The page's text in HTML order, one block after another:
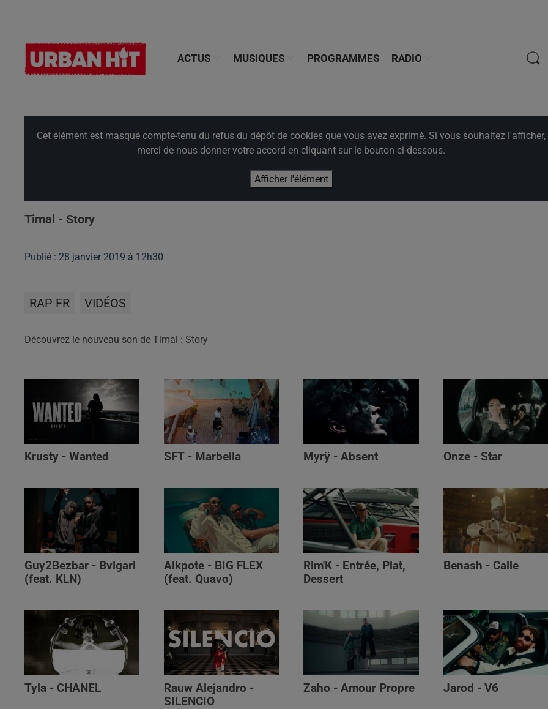
ACTUS MUSIQUES PROGRAMMES RADIO
Cet élément est masqué compte-tenu du refus du dépôt de cookies que vous avez exprimé. Si vous souhaitez l'afficher,
merci de nous donner votre accord en cliquant sur le bouton ci-dessous.
Afficher l'élément
Timal - Story
Publié : 28 janvier 2019 à 12h30
RAP FR VIDÉOS
Découvrez le nouveau son de Timal : Story
Krusty - Wanted SFT - Marbella Myrÿ - Absent Onze - Star
Guy2Bezbar - Bvlgari
(feat. KLN)
Alkpote - BIG FLEX
(feat. Quavo)
Rim'K - Entrée, Plat,
Dessert
Benash - Calle
Tyla - CHANEL
Rauw Alejandro -
SILENCIO
Zaho - Amour Propre Jarod - V6